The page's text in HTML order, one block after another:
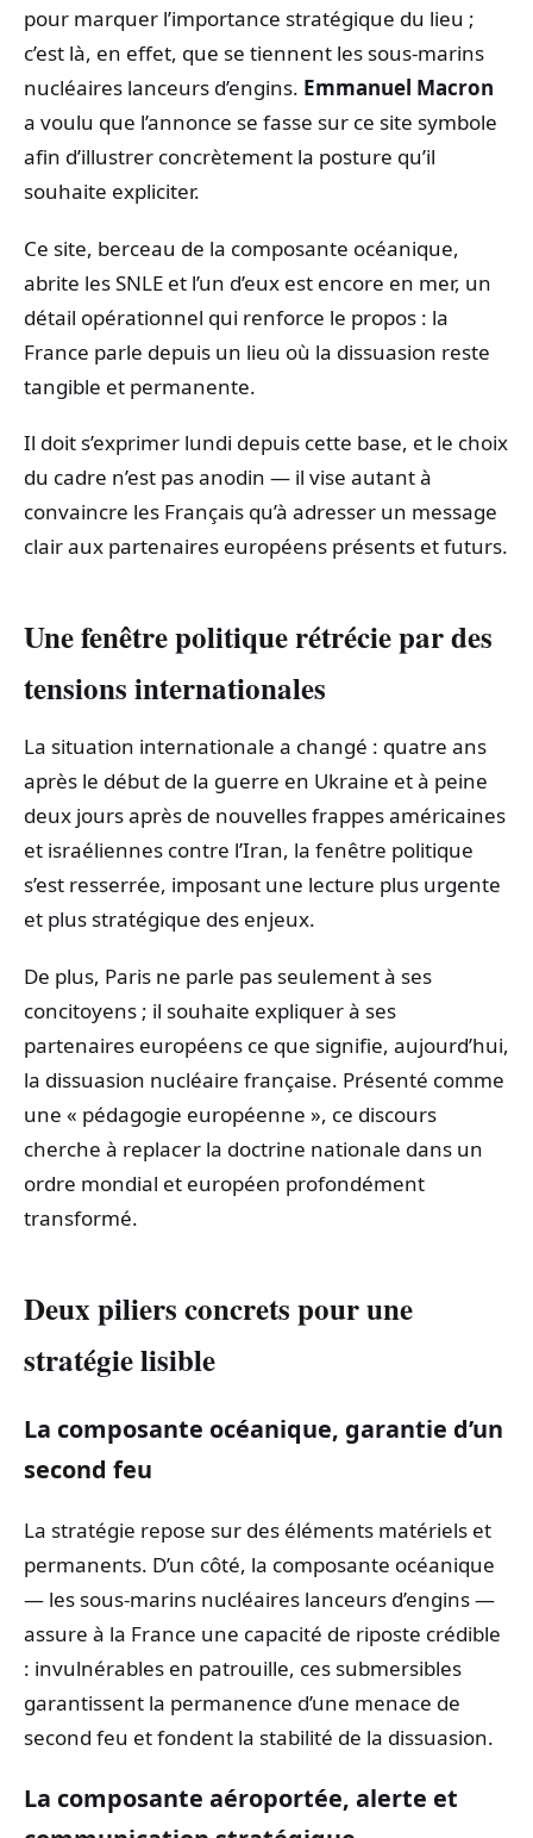
pour marquer l’importance stratégique du lieu ;
c’est là, en effet, que se tiennent les sous‑marins
nucléaires lanceurs d’engins. Emmanuel Macron
a voulu que l’annonce se fasse sur ce site symbole
afin d’illustrer concrètement la posture qu’il
souhaite expliciter.
Ce site, berceau de la composante océanique,
abrite les SNLE et l’un d’eux est encore en mer, un
détail opérationnel qui renforce le propos : la
France parle depuis un lieu où la dissuasion reste
tangible et permanente.
Il doit s’exprimer lundi depuis cette base, et le choix
du cadre n’est pas anodin — il vise autant à
convaincre les Français qu’à adresser un message
clair aux partenaires européens présents et futurs.
Une fenêtre politique rétrécie par des
tensions internationales
La situation internationale a changé : quatre ans
après le début de la guerre en Ukraine et à peine
deux jours après de nouvelles frappes américaines
et israéliennes contre l’Iran, la fenêtre politique
s’est resserrée, imposant une lecture plus urgente
et plus stratégique des enjeux.
De plus, Paris ne parle pas seulement à ses
concitoyens ; il souhaite expliquer à ses
partenaires européens ce que signifie, aujourd’hui,
la dissuasion nucléaire française. Présenté comme
une « pédagogie européenne », ce discours
cherche à replacer la doctrine nationale dans un
ordre mondial et européen profondément
transformé.
Deux piliers concrets pour une
stratégie lisible
La composante océanique, garantie d’un
second feu
La stratégie repose sur des éléments matériels et
permanents. D’un côté, la composante océanique
— les sous‑marins nucléaires lanceurs d’engins —
assure à la France une capacité de riposte crédible
: invulnérables en patrouille, ces submersibles
garantissent la permanence d’une menace de
second feu et fondent la stabilité de la dissuasion.
La composante aéroportée, alerte et